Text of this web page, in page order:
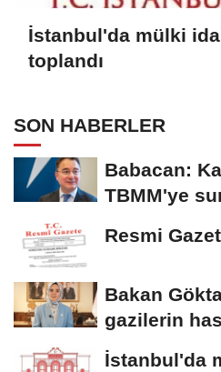
İstanbul'da mülki
toplandı
SON HABERLER
Babacan:
TBMM'ye
Resmi
Bakan
gazilerin
teklifinde...
İstanbul'da